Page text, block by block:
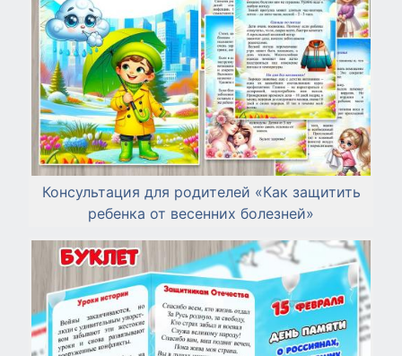
Консультация для родителей «Как защитить
ребенка от весенних болезней»